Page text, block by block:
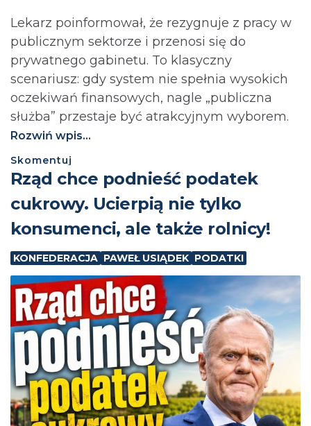
Lekarz poinformował, że rezygnuje z pracy w
publicznym sektorze i przenosi się do
prywatnego gabinetu. To klasyczny
scenariusz: gdy system nie spełnia wysokich
oczekiwań finansowych, nagle „publiczna
służba” przestaje być atrakcyjnym wyborem.
Rozwiń wpis...
Skomentuj
⁨Rząd chce podnieść podatek
cukrowy. Ucierpią nie tylko
konsumenci, ale także rolnicy!
KONFEDERACJA PAWEŁ USIĄDEK PODATKI